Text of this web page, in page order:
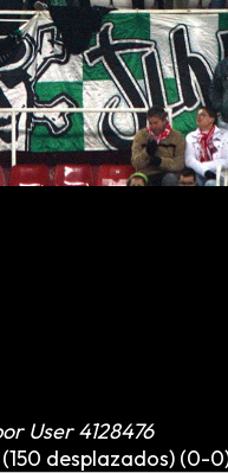
User 4128476
(150 desplazados) (0-